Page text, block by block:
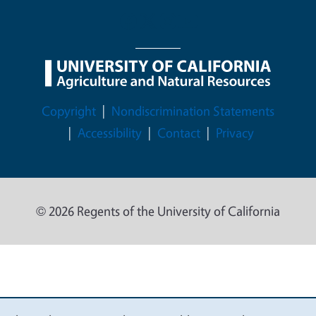
Legal Menu
Copyright
Nondiscrimination Statements
Accessibility
Contact Privacy
© 2026 Regents of the University of California